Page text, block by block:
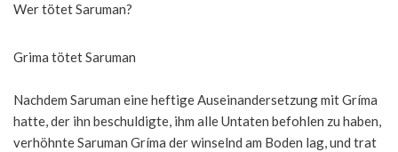
Wer tötet Saruman?
Grima tötet Saruman
Nachdem Saruman eine heftige Auseinandersetzung mit Gríma
hatte, der ihn beschuldigte, ihm alle Untaten befohlen zu haben,
verhöhnte Saruman Gríma der winselnd am Boden lag, und trat